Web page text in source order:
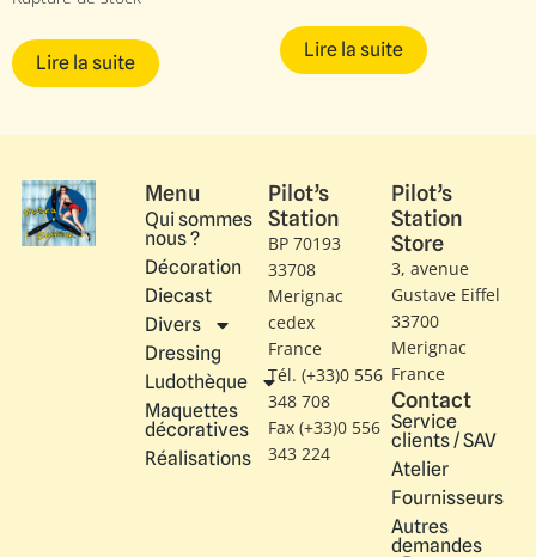
Lire la suite
Lire la suite
Menu
Qui sommes
nous ?
Décoration
Diecast
Divers
Dressing
Ludothèque
Maquettes
décoratives
Réalisations
Pilot’s
Station
BP 70193
33708
Merignac
cedex
France
Tél. (+33)0 556
348 708
Fax (+33)0 556
343 224
Pilot’s
Station
Store
3, avenue
Gustave Eiffel​
33700
Merignac
France
Contact
Service
clients / SAV
Atelier
Fournisseurs
Autres
demandes